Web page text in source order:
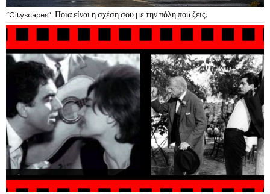
“Cityscapes”: Ποια είναι η σχέση σου με την πόλη που ζεις;